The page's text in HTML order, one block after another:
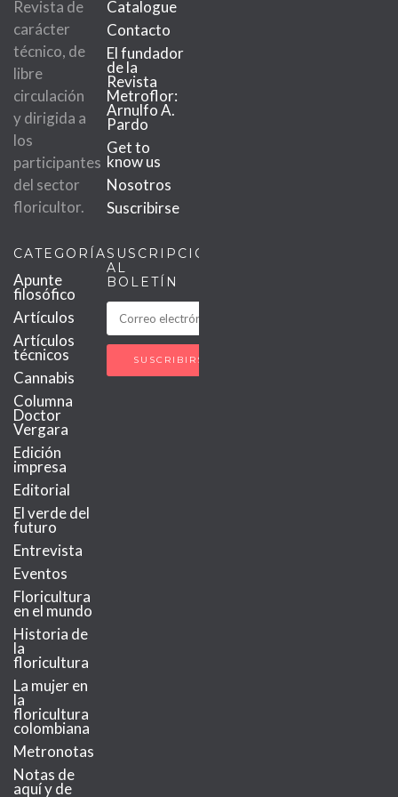
Revista de
carácter
técnico, de
libre
circulación
y dirigida a
los
participantes
del sector
floricultor.
Catalogue
Contacto
El fundador
de la
Revista
Metroflor:
Arnulfo A.
Pardo
Get to
know us
Nosotros
Suscribirse
CATEGORÍAS
Apunte
filosófico
Artículos
Artículos
técnicos
Cannabis
Columna
Doctor
Vergara
Edición
impresa
Editorial
El verde del
futuro
Entrevista
Eventos
Floricultura
en el mundo
Historia de
la
floricultura
La mujer en
la
floricultura
colombiana
Metronotas
Notas de
aquí y de
SUSCRIPCIÓN
AL
BOLETÍN